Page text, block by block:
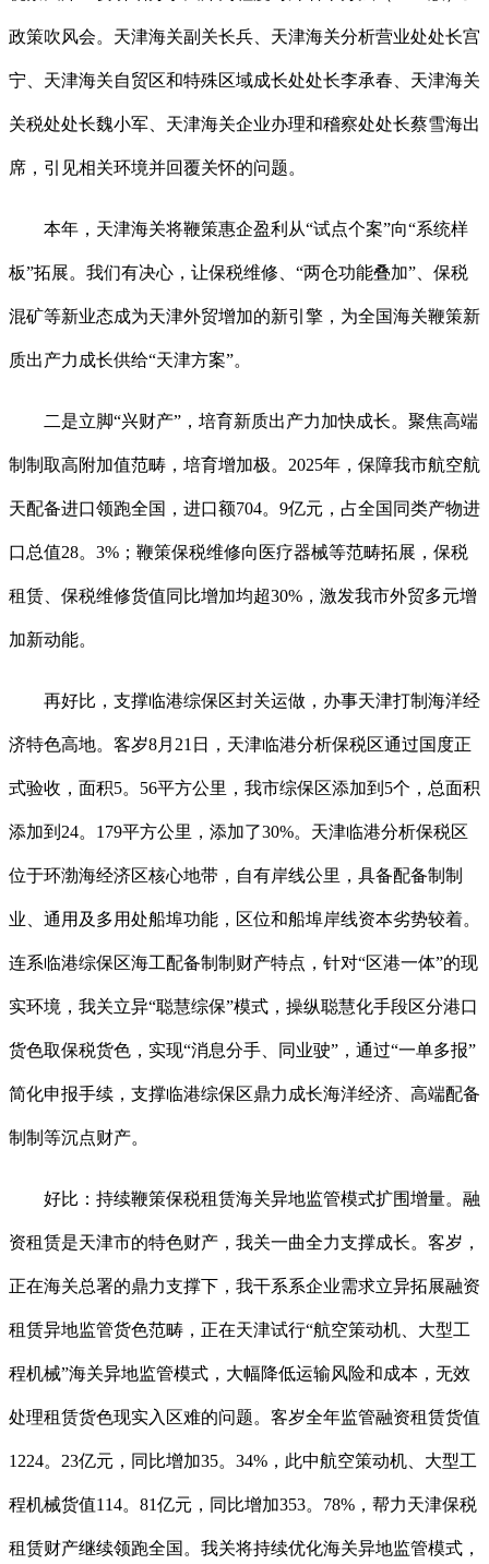
政策吹风会。天津海关副关长兵、天津海关分析营业处处长宫
宁、天津海关自贸区和特殊区域成长处处长李承春、天津海关
关税处处长魏小军、天津海关企业办理和稽察处处长蔡雪海出
席，引见相关环境并回覆关怀的问题。
本年，天津海关将鞭策惠企盈利从“试点个案”向“系统样
板”拓展。我们有决心，让保税维修、“两仓功能叠加”、保税
混矿等新业态成为天津外贸增加的新引擎，为全国海关鞭策新
质出产力成长供给“天津方案”。
二是立脚“兴财产”，培育新质出产力加快成长。聚焦高端
制制取高附加值范畴，培育增加极。2025年，保障我市航空航
天配备进口领跑全国，进口额704。9亿元，占全国同类产物进
口总值28。3%；鞭策保税维修向医疗器械等范畴拓展，保税
租赁、保税维修货值同比增加均超30%，激发我市外贸多元增
加新动能。
再好比，支撑临港综保区封关运做，办事天津打制海洋经
济特色高地。客岁8月21日，天津临港分析保税区通过国度正
式验收，面积5。56平方公里，我市综保区添加到5个，总面积
添加到24。179平方公里，添加了30%。天津临港分析保税区
位于环渤海经济区核心地带，自有岸线公里，具备配备制制
业、通用及多用处船埠功能，区位和船埠岸线资本劣势较着。
连系临港综保区海工配备制制财产特点，针对“区港一体”的现
实环境，我关立异“聪慧综保”模式，操纵聪慧化手段区分港口
货色取保税货色，实现“消息分手、同业驶”，通过“一单多报”
简化申报手续，支撑临港综保区鼎力成长海洋经济、高端配备
制制等沉点财产。
好比：持续鞭策保税租赁海关异地监管模式扩围增量。融
资租赁是天津市的特色财产，我关一曲全力支撑成长。客岁，
正在海关总署的鼎力支撑下，我干系系企业需求立异拓展融资
租赁异地监管货色范畴，正在天津试行“航空策动机、大型工
程机械”海关异地监管模式，大幅降低运输风险和成本，无效
处理租赁货色现实入区难的问题。客岁全年监管融资租赁货值
1224。23亿元，同比增加35。34%，此中航空策动机、大型工
程机械货值114。81亿元，同比增加353。78%，帮力天津保税
租赁财产继续领跑全国。我关将持续优化海关异地监管模式，